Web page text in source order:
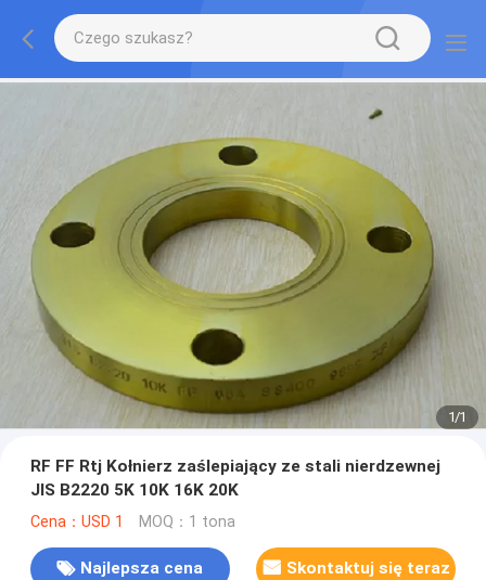
1/1
RF FF Rtj Kołnierz zaślepiający ze stali nierdzewnej
JIS B2220 5K 10K 16K 20K
Cena：USD 1 MOQ：1 tona
Najlepsza cena Skontaktuj się teraz